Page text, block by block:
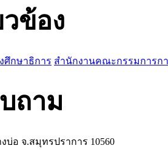
ข้อง
ศึกษาธิการ สำนักงานคณะกรรมการก
ถาม
บ่อ จ.สมุทรปราการ 10560